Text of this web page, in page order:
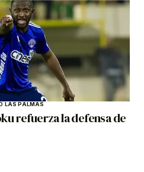
LAS PALMAS
refuerza la defensa de